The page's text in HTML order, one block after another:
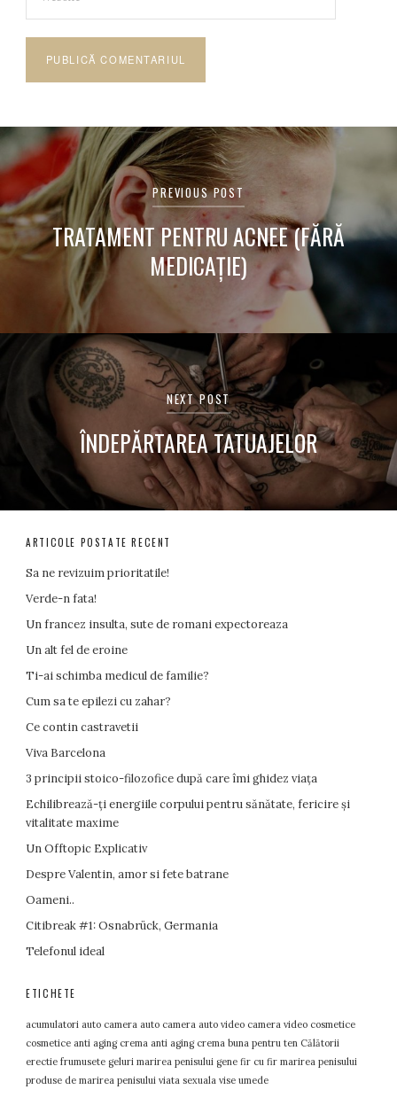
Navigare
în
articole
PREVIOUS POST
TRATAMENT PENTRU ACNEE (FĂRĂ
MEDICAȚIE)
NEXT POST
ÎNDEPĂRTAREA TATUAJELOR
ARTICOLE POSTATE RECENT
Sa ne revizuim prioritatile!
Verde-n fata!
Un francez insulta, sute de romani expectoreaza
Un alt fel de eroine
Ti-ai schimba medicul de familie?
Cum sa te epilezi cu zahar?
Ce contin castravetii
Viva Barcelona
3 principii stoico-filozofice după care îmi ghidez viața
Echilibrează-ţi energiile corpului pentru sănătate, fericire şi
vitalitate maxime
Un Offtopic Explicativ
Despre Valentin, amor si fete batrane
Oameni..
Citibreak #1: Osnabrück, Germania
Telefonul ideal
ETICHETE
acumulatori auto camera auto camera auto video camera video cosmetice
cosmetice anti aging crema anti aging crema buna pentru ten Călătorii
erectie frumusete geluri marirea penisului gene fir cu fir marirea penisului
produse de marirea penisului viata sexuala vise umede